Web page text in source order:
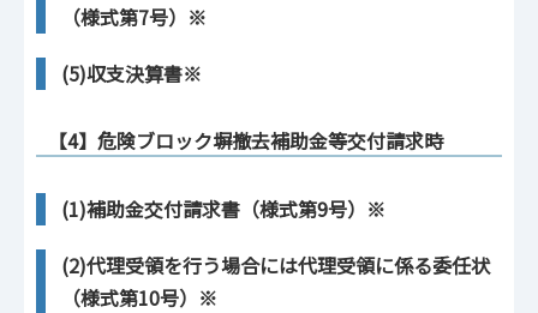
（様式第7号）※
(5)収支決算書※
【4】危険ブロック塀撤去補助金等交付請求時
(1)補助金交付請求書（様式第9号）※
(2)代理受領を行う場合には代理受領に係る委任状
（様式第10号）※